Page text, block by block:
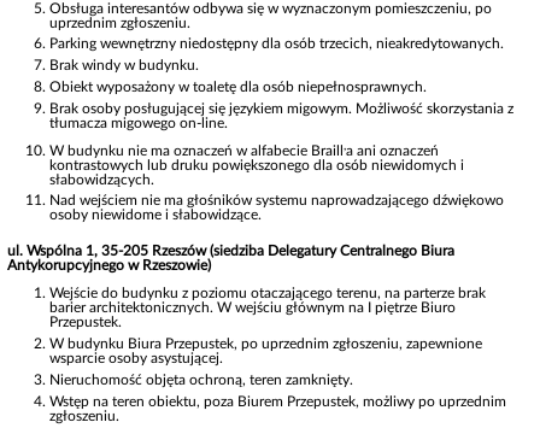
Obsługa interesantów odbywa się w wyznaczonym pomieszczeniu, po
uprzednim zgłoszeniu.
Parking wewnętrzny niedostępny dla osób trzecich, nieakredytowanych.
Brak windy w budynku.
Obiekt wyposażony w toaletę dla osób niepełnosprawnych.
Brak osoby posługującej się językiem migowym. Możliwość skorzystania z
tłumacza migowego on-line.
W budynku nie ma oznaczeń w alfabecie Braill
a ani oznaczeń
kontrastowych lub druku powiększonego dla osób niewidomych i
słabowidzących.
Nad wejściem nie ma głośników systemu naprowadzającego dźwiękowo
osoby niewidome i słabowidzące.
ul. Wspólna 1, 35-205 Rzeszów (siedziba Delegatury Centralnego Biura
Antykorupcyjnego w Rzeszowie)
Wejście do budynku z poziomu otaczającego terenu, na parterze brak
barier architektonicznych. W wejściu głównym na I piętrze Biuro
Przepustek.
W budynku Biura Przepustek, po uprzednim zgłoszeniu, zapewnione
wsparcie osoby asystującej.
Nieruchomość objęta ochroną, teren zamknięty.
Wstęp na teren obiektu, poza Biurem Przepustek, możliwy po uprzednim
zgłoszeniu.